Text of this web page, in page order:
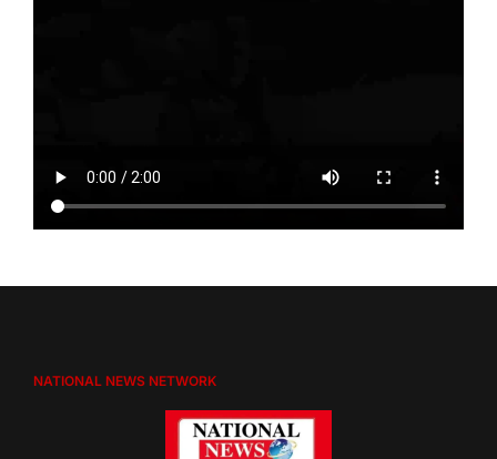
NATIONAL NEWS NETWORK